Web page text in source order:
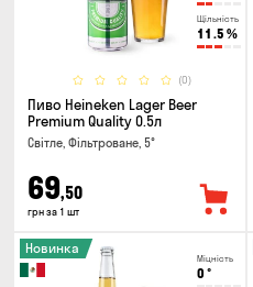
Щільність
11.5 %
(0)
Пиво Heineken Lager Beer
Premium Quality 0.5л
Світле, Фільтроване, 5°
69,50
грн за 1 шт
Міцність
0 °
Новинка